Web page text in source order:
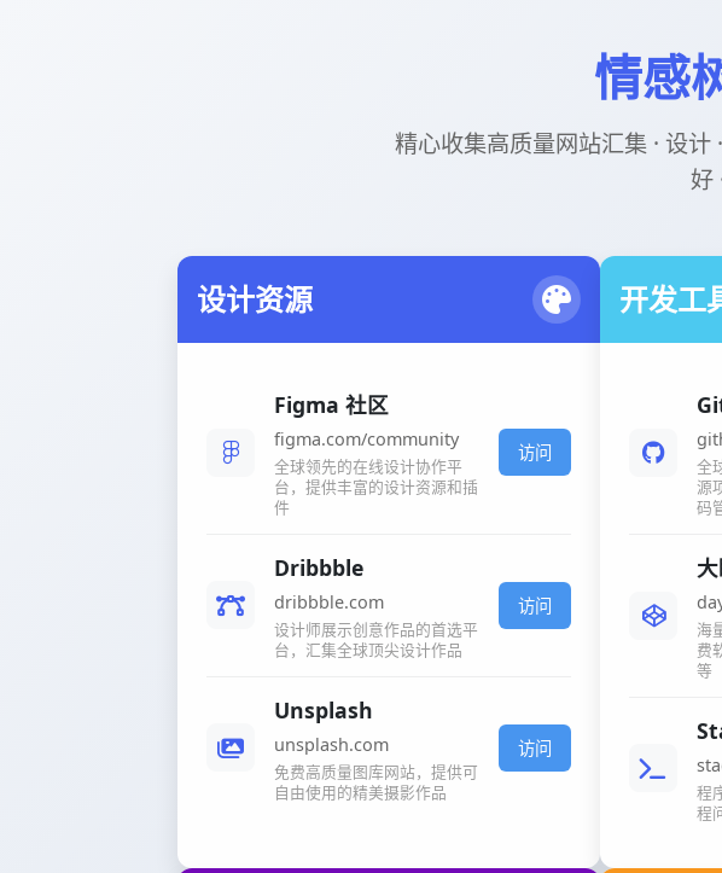
情感
精心收集高质量网站汇集 · 设计
好
设计资源
Figma 社区
figma.com/community
全球领先的在线设计协作平
台，提供丰富的设计资源和插
件
访问
Dribbble
dribbble.com
设计师展示创意作品的首选平
台，汇集全球顶尖设计作品
访问
Unsplash
unsplash.com
免费高质量图库网站，提供可
自由使用的精美摄影作品
访问
开发工
全
源
码
海
费
等
程
程